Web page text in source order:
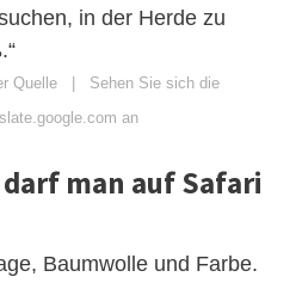
in der Herde zu
Quelle
Sehen Sie sich die
an
man auf Safari
Baumwolle und Farbe.